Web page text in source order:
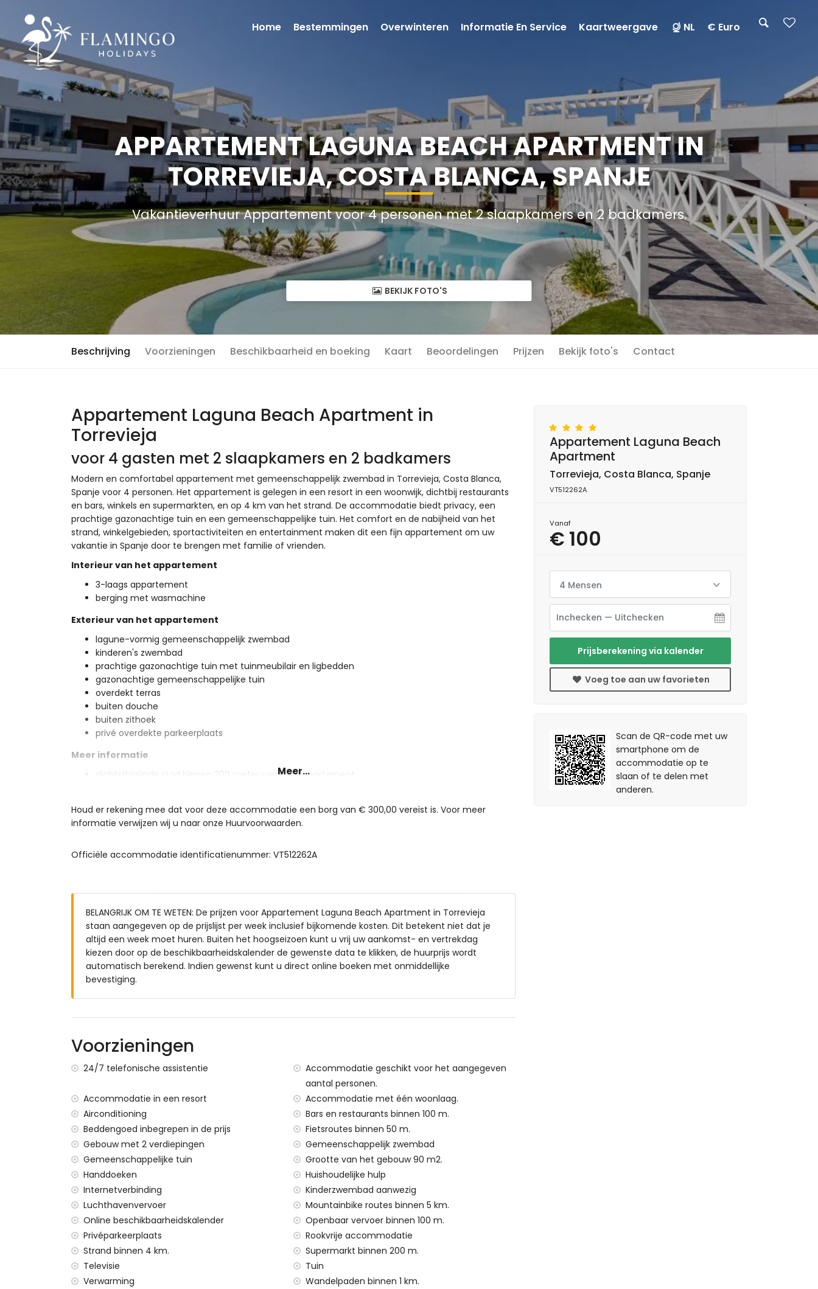
APPARTEMENT LAGUNA BEACH APARTMENT IN
TORREVIEJA, COSTA BLANCA, SPANJE
Vakantieverhuur Appartement voor 4 personen met 2 slaapkamers en 2 badkamers.
BEKIJK FOTO'S
Beschrijving Voorzieningen Beschikbaarheid en boeking Kaart Beoordelingen Prijzen Bekijk foto's Contact
Appartement Laguna Beach Apartment in
Torrevieja
voor 4 gasten met 2 slaapkamers en 2 badkamers
Modern en comfortabel appartement met gemeenschappelijk zwembad in Torrevieja, Costa Blanca,
Spanje voor 4 personen. Het appartement is gelegen in een resort in een woonwijk, dichtbij restaurants
en bars, winkels en supermarkten, en op 4 km van het strand. De accommodatie biedt privacy, een
prachtige gazonachtige tuin en een gemeenschappelijke tuin. Het comfort en de nabijheid van het
strand, winkelgebieden, sportactiviteiten en entertainment maken dit een fijn appartement om uw
vakantie in Spanje door te brengen met familie of vrienden.
Interieur van het appartement
3-laags appartement
berging met wasmachine
Exterieur van het appartement
lagune-vormig gemeenschappelijk zwembad
kinderen's zwembad
prachtige gazonachtige tuin met tuinmeubilair en ligbedden
gazonachtige gemeenschappelijke tuin
overdekt terras
buiten douche
buiten zithoek
privé overdekte parkeerplaats
Meer informatie
dichtstbijzijnde stad binnen 200 meter van het appartement
dichtstbijzijnde luchthaven: luchthaven Alicante (binnen 90 kilometer van het appartement)
nabij openbaar vervoer: bus binnen 100 meter
huisdieren zijn niet toegestaan
Faciliteiten en diensten inbegrepen in de huurprijs van het appartement
stofzuiger en strijkijzer en strijkplank
bedlinnen en handdoeken
24-uurs noodservice
centrale verwarming
Faciliteiten en diensten tegen een meerprijs
kinderbedje (op aanvraag)
Entertainment en recreatieve activiteiten voor uw vakantie in Torrevieja, Costa Blanca
bar (binnen 500 meter van het appartement)
waterpark (binnen 10 kilometer van het appartement)
Sport
wandelen en fietsen (binnen 1000 meter van het appartement)
mountainbiken (binnen 5 kilometer van het appartement)
golf (binnen 10 kilometer van het appartement)
Meer...
Houd er rekening mee dat voor deze accommodatie een borg van € 300,00 vereist is. Voor meer
informatie verwijzen wij u naar onze Huurvoorwaarden.
Officiële accommodatie identificatienummer: VT512262A
BELANGRIJK OM TE WETEN: De prijzen voor Appartement Laguna Beach Apartment in Torrevieja
staan aangegeven op de prijslijst per week inclusief bijkomende kosten. Dit betekent niet dat je
altijd een week moet huren. Buiten het hoogseizoen kunt u vrij uw aankomst- en vertrekdag
kiezen door op de beschikbaarheidskalender de gewenste data te klikken, de huurprijs wordt
automatisch berekend. Indien gewenst kunt u direct online boeken met onmiddellijke
bevestiging.
Voorzieningen
24/7 telefonische assistentie
Accommodatie geschikt voor het aangegeven
aantal personen.
Accommodatie in een resort
Accommodatie met één woonlaag.
Airconditioning
Bars en restaurants binnen 100 m.
Beddengoed inbegrepen in de prijs
Fietsroutes binnen 50 m.
Gebouw met 2 verdiepingen
Gemeenschappelijk zwembad
Gemeenschappelijke tuin
Grootte van het gebouw 90 m2.
Handdoeken
Huishoudelijke hulp
Internetverbinding
Kinderzwembad aanwezig
Luchthavenvervoer
Mountainbike routes binnen 5 km.
Online beschikbaarheidskalender
Openbaar vervoer binnen 100 m.
Privéparkeerplaats
Rookvrije accommodatie
Strand binnen 4 km.
Supermarkt binnen 200 m.
Televisie
Tuin
Verwarming
Wandelpaden binnen 1 km.
Appartement Laguna Beach
Apartment
Torrevieja, Costa Blanca, Spanje
VT512262A
Vanaf
€ 100
4 Mensen
Prijsberekening via kalender
Voeg toe aan uw favorieten
Scan de QR-code met uw
smartphone om de
accommodatie op te
slaan of te delen met
anderen.
Home Bestemmingen Overwinteren Informatie En Service Kaartweergave NL € Euro